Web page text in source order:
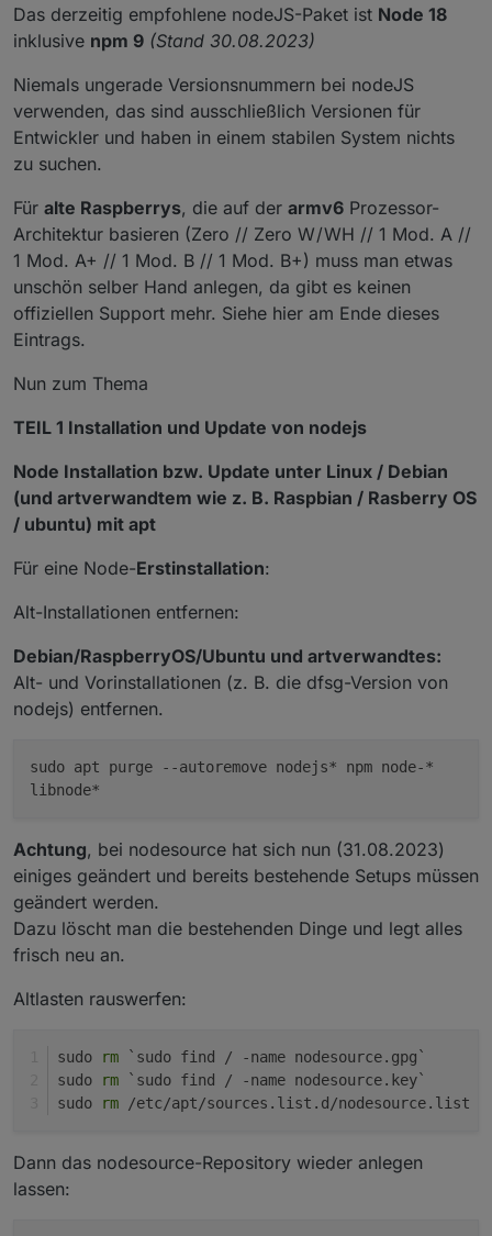
Das derzeitig empfohlene nodeJS-Paket ist Node 18
inklusive npm 9 (Stand 30.08.2023)
Niemals ungerade Versionsnummern bei nodeJS
verwenden, das sind ausschließlich Versionen für
Entwickler und haben in einem stabilen System nichts
zu suchen.
Für alte Raspberrys, die auf der armv6 Prozessor-
Architektur basieren (Zero // Zero W / WH // 1 Mod. A //
1 Mod. A+ // 1 Mod. B // 1 Mod. B+) muss man etwas
unschön selber Hand anlegen, da gibt es keinen
offiziellen Support mehr. Siehe hier am Ende dieses
Eintrags.
Nun zum Thema
TEIL 1 Installation und Update von nodejs
Node Installation bzw. Update unter Linux / Debian
(und artverwandtem wie z. B. Raspbian / Rasberry OS
/ ubuntu) mit apt
Für eine Node-Erstinstallation:
Alt-Installationen entfernen:
Debian/RaspberryOS/Ubuntu und artverwandtes:
Alt- und Vorinstallationen (z. B. die dfsg-Version von
nodejs) entfernen.
sudo apt purge --autoremove nodejs* npm node-*
libnode*
Achtung, bei nodesource hat sich nun (31.08.2023)
einiges geändert und bereits bestehende Setups müssen
geändert werden.
Dazu löscht man die bestehenden Dinge und legt alles
frisch neu an.
Altlasten rauswerfen:
sudo rm `sudo find / -name nodesource.gpg`
sudo
rm `sudo find / -name nodesource.key`
sudo
rm /etc/apt/sources.list.d/nodesource.list
Dann das nodesource-Repository wieder anlegen
lassen: